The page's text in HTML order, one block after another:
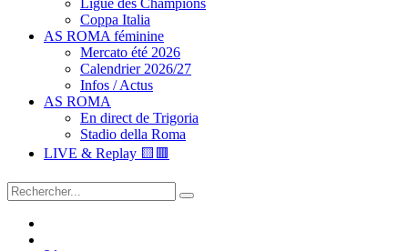
Ligue des Champions
Coppa Italia
AS ROMA féminine
Mercato été 2026
Calendrier 2026/27
Infos / Actus
AS ROMA
En direct de Trigoria
Stadio della Roma
LIVE & Replay 🟨🟥